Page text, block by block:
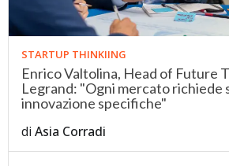
STARTUP THINKIING
Enrico Valtolina, Head of Future
Legrand: "Ogni mercato richiede
innovazione specifiche"
diAsia Corradi